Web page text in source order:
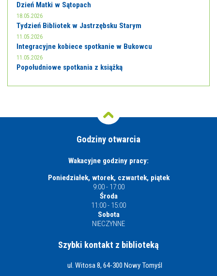
Dzień Matki w Sątopach
18.05.2026
Tydzień Bibliotek w Jastrzębsku Starym
11.05.2026
Integracyjne kobiece spotkanie w Bukowcu
11.05.2026
Popołudniowe spotkania z książką
Godziny otwarcia
Wakacyjne godziny pracy:
Poniedziałek, wtorek, czwartek, piątek
9:00 - 17:00
Środa
11:00 - 15:00
Sobota
NIECZYNNE
Szybki kontakt z biblioteką
ul. Witosa 8, 64-300 Nowy Tomyśl